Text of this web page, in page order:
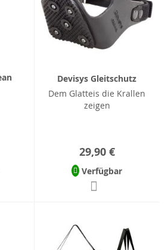
Devisys Gleitschutz
Dem Glatteis die Krallen
zeigen
29,90 €
Verfügbar